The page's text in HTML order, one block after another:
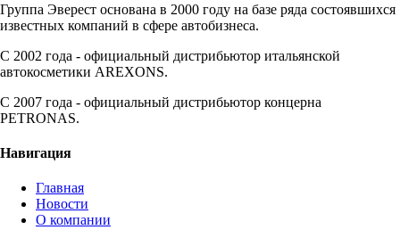
Группа Эверест основана в 2000 году на базе ряда состоявшихся
известных компаний в сфере автобизнеса.
C 2002 года - официальный дистрибьютор итальянской
автокосметики AREXONS.
С 2007 года - официальный дистрибьютор концерна
PETRONAS.
Навигация
Главная
Новости
О компании